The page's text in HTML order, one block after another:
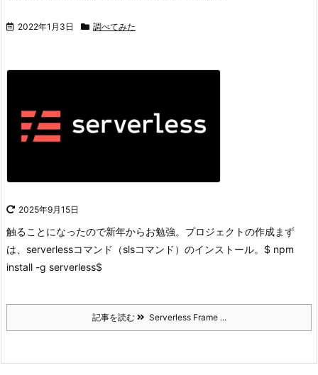
2022年1月3日 調べてみた
2025年9月15日
触ることになったので新年からお勉強。 プロジェクトの作成まず
は、serverlessコマンド（slsコマンド）のインストール。 $ npm
install -g serverless$
記事を読む Serverless Frame ...